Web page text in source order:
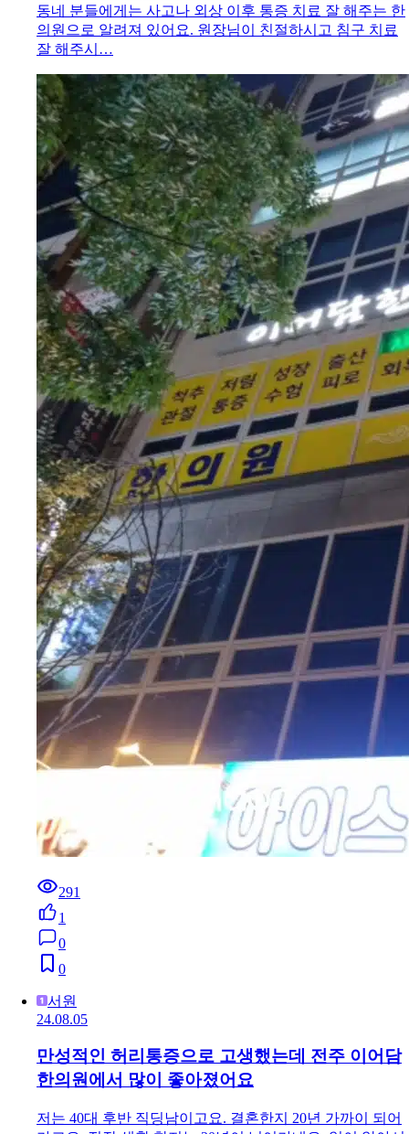
동네 분들에게는 사고나 외상 이후 통증 치료 잘 해주는 한
의원으로 알려져 있어요. 원장님이 친절하시고 침구 치료
잘 해주시…
291
1
0
0
서원
24.08.05
만성적인 허리통증으로 고생했는데 전주 이어담
한의원에서 많이 좋아졌어요
저는 40대 후반 직딩남이고요. 결혼한지 20년 가까이 되어